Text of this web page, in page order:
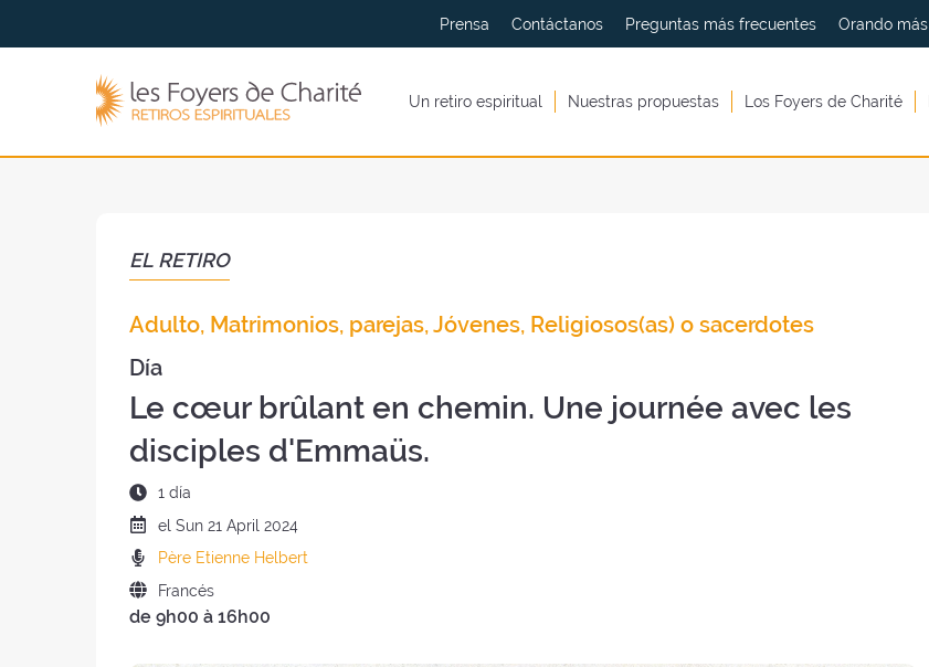
menu
contenidos
Prensa Contáctanos Preguntas más frecuentes Orando más
Un retiro espiritual Nuestras propuestas Los Foyers de Charité
EL RETIRO
Adulto, Matrimonios, parejas, Jóvenes, Religiosos(as) o sacerdotes
Día
Le cœur brûlant en chemin. Une journée avec les
disciples d'Emmaüs.
Duración
del
:
1 día
Fecha
del
:
el Sun 21 April 2024
Predicadores
:
Père Etienne Helbert
Idioma
del
Francés
de 9h00 à 16h00